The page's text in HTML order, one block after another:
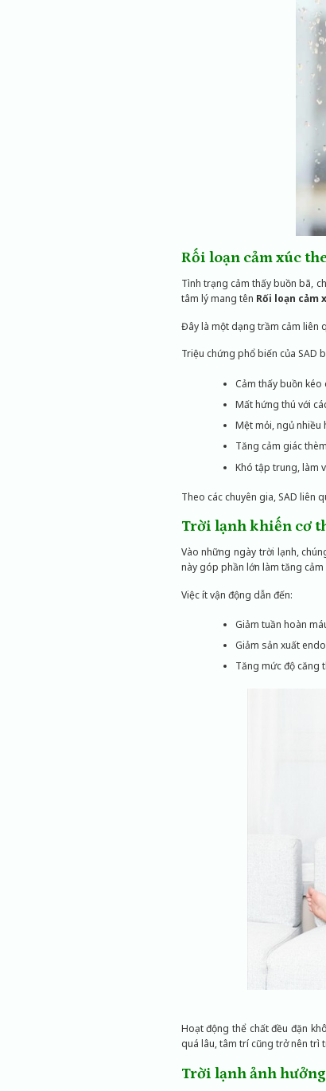
Rối loạn cảm xúc
Tình trạng cảm thấy buồn bã,
tâm lý mang tên Rối loạn cảm
Đây là một dạng trầm cảm liên
Triệu chứng phổ biến của SAD
Cảm thấy buồn
Mất hứng thú với
Mệt mỏi, ngủ nhiều
Tăng cảm giác
Khó tập trung, làm
Theo các chuyên gia, SAD liên
Trời lạnh khiến cơ
Vào những ngày trời lạnh,
này góp phần lớn làm tăng
Việc ít vận động dẫn đến:
Giảm tuần hoàn
Giảm sản xuất
Tăng mức độ căng
Hoạt động thể chất đều đặn
quá lâu, tâm trí cũng trở nên trì
Trời lạnh ảnh